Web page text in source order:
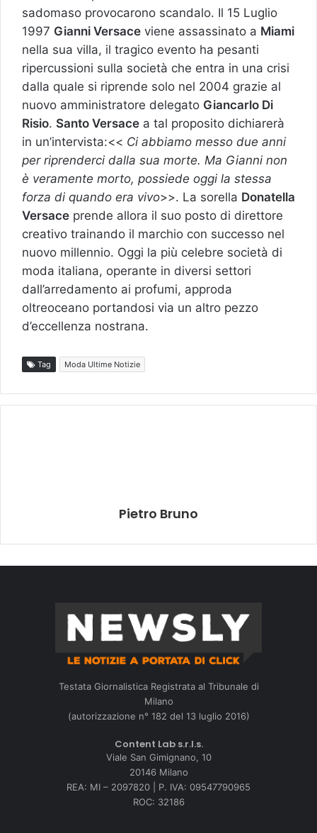
sadomaso provocarono scandalo. Il 15 Luglio
1997 Gianni Versace viene assassinato a Miami
nella sua villa, il tragico evento ha pesanti
ripercussioni sulla società che entra in una crisi
dalla quale si riprende solo nel 2004 grazie al
nuovo amministratore delegato Giancarlo Di
Risio. Santo Versace a tal proposito dichiarerà
in un’intervista:<< Ci abbiamo messo due anni
per riprenderci dalla sua morte. Ma Gianni non
è veramente morto, possiede oggi la stessa
forza di quando era vivo>>. La sorella Donatella
Versace prende allora il suo posto di direttore
creativo trainando il marchio con successo nel
nuovo millennio. Oggi la più celebre società di
moda italiana, operante in diversi settori
dall’arredamento ai profumi, approda
oltreoceano portandosi via un altro pezzo
d’eccellenza nostrana.
Tag Moda Ultime Notizie
Pietro Bruno
Testata Giornalistica Registrata al Tribunale di
Milano
(autorizzazione n° 182 del 13 luglio 2016)
Content Lab s.r.l.s.
Viale San Gimignano, 10
20146 Milano
REA: MI – 2097820 | P. IVA: 09547790965
ROC: 32186